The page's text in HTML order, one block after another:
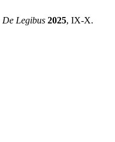
De Legibus 2025, IX-X.